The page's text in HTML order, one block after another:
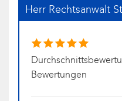
Herr Rechtsanwalt
Bewertungen